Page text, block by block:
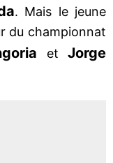
. Mais le jeune
du championnat
etJorge